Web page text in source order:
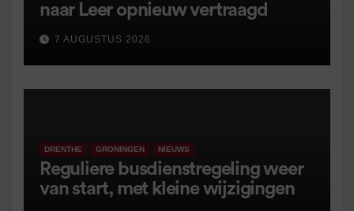
naar Leer opnieuw vertraagd
7 AUGUSTUS 2026
DRENTHE GRONINGEN NIEUWS
Reguliere busdienstregeling weer
van start, met kleine wijzigingen